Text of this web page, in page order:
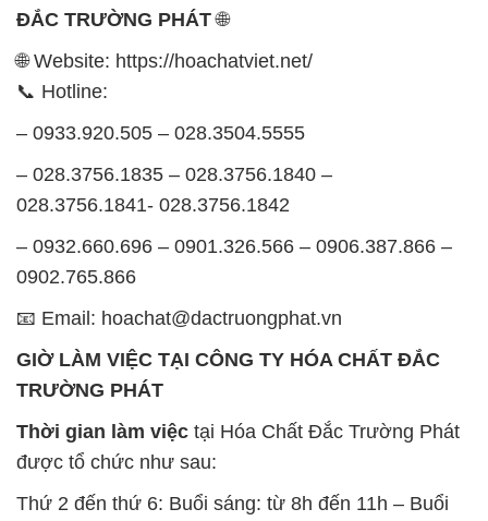
ĐẮC TRƯỜNG PHÁT🌐
🌐 Website: https://hoachatviet.net/
📞 Hotline:
– 0933.920.505 – 028.3504.5555
– 028.3756.1835 – 028.3756.1840 –
028.3756.1841- 028.3756.1842
– 0932.660.696 – 0901.326.566 – 0906.387.866 –
0902.765.866
📧 Email: hoachat@dactruongphat.vn
GIỜ LÀM VIỆC TẠI CÔNG TY HÓA CHẤT ĐẮC
TRƯỜNG PHÁT
Thời gian làm việc tại Hóa Chất Đắc Trường Phát
được tổ chức như sau:
Thứ 2 đến thứ 6: Buổi sáng: từ 8h đến 11h – Buổi